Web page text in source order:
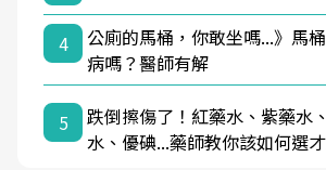
4
公廁的馬桶，你敢坐嗎...》馬
病嗎？醫師有解
5
跌倒擦傷了！紅藥水、紫藥水
水、優碘...藥師教你該如何選